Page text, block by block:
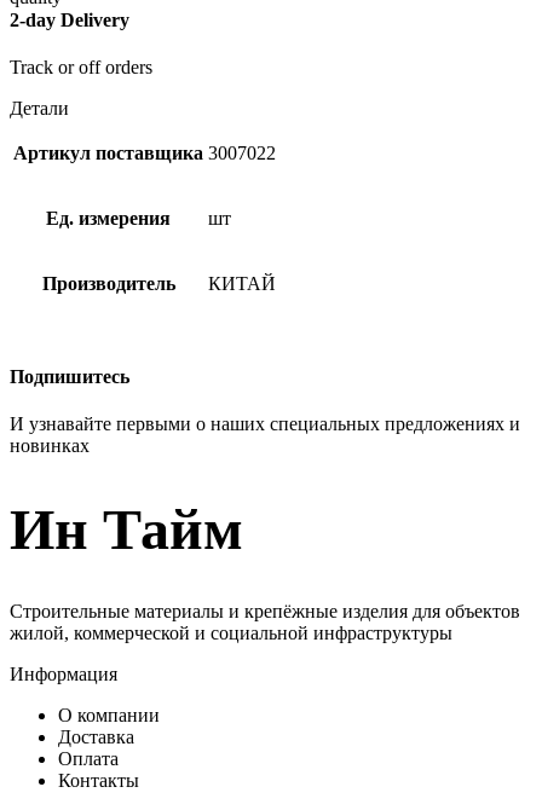
2-day Delivery
Track or off orders
Детали
Артикул поставщика 3007022
Ед. измерения шт
Производитель КИТАЙ
Подпишитесь
И узнавайте первыми о наших специальных предложениях и
новинках
Ин Тайм
Строительные материалы и крепёжные изделия для объектов
жилой, коммерческой и социальной инфраструктуры
Информация
О компании
Доставка
Оплата
Контакты